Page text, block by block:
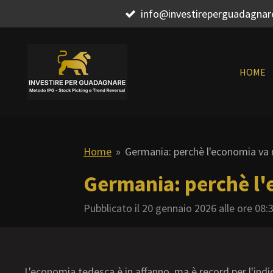
al
HOME
Home » Germania: perchè l'economia
Germania: perchè
Pubblicato il 20 gennaio 2026 alle ore